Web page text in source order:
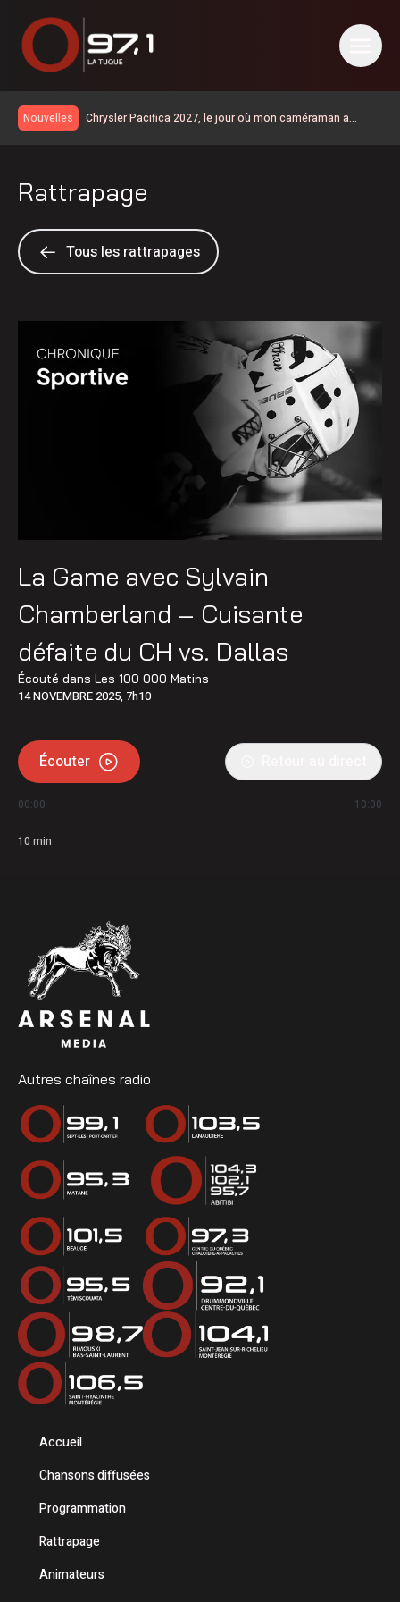
Nouvelles
Chrysler Pacifica 2027, le jour où mon caméraman a
Le taux de chômage recule à 6,4% en juillet au Canada, la
Chaudière-Appalaches affiche les meilleurs chiffres au
pays
Grave accident sur la 155 à Carignan
Accident : la route 155 est fermée à la circulation à la
600 embarcations vérifiées lors de l’Opération nationale
concertée en sécurité nautique de la SQ
Les Bourses Objectif Retour remettent 15 250$ à 12
Latuquois
Rattrapage
Tous les rattrapages
La Game avec Sylvain
Chamberland – Cuisante
défaite du CH vs. Dallas
Écouté dans Les 100 000 Matins
14 NOVEMBRE 2025, 7h10
Écouter
00:00 10:00
10 min
Autres chaînes radio
Accueil
Chansons diffusées
Programmation
Rattrapage
Animateurs